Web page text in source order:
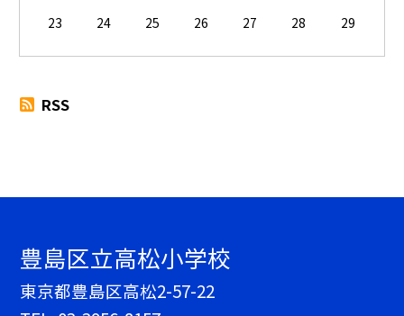
23
24 25 26 27 28 29
RSS
豊島区立高松小学校
東京都豊島区高松2-57-22